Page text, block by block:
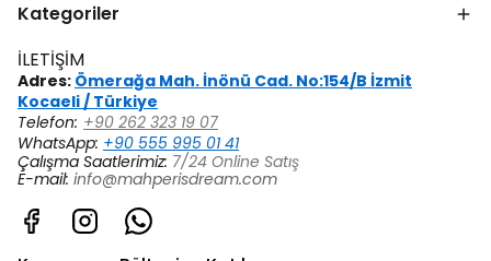
Kategoriler
İLETİŞİM
Adres: Ömerağa Mah. İnönü Cad. No:154/B İzmit
Kocaeli / Türkiye
Telefon: +90 262 323 19 07
WhatsApp: +90 555 995 01 41
Çalışma Saatlerimiz: 7/24 Online Satış
E-mail: info@mahperisdream.com